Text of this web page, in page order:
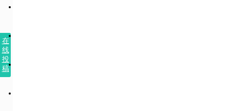
在
线
投
稿